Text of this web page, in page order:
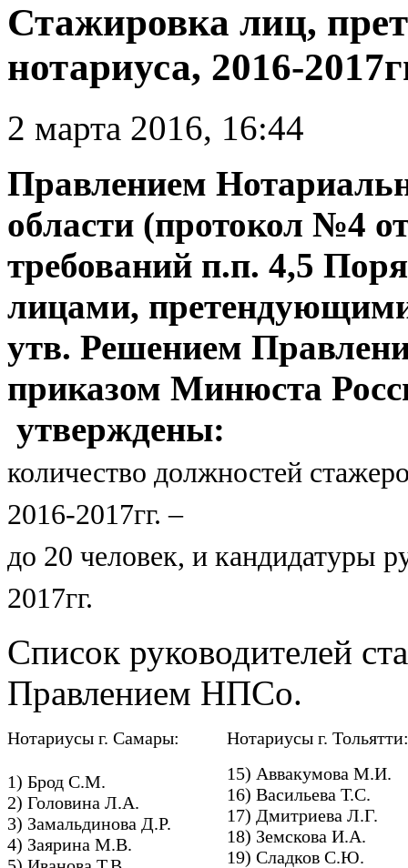
Стажировка лиц,
нотариуса, 2016-
2 марта 2016, 16:44
Правлением
области (протокол №4
требований п.п. 4,5
лицами,
утв. Решением
приказом Минюста
утверждены:
количество должностей
2016-2017гг. –
до 20 человек, и кандидатуры
2017гг.
Список руководителей
Правлением НПСо.
Нотариусы г. Самары: Нотариусы г. Тольятти:
1) Брод С.М.
2) Головина Л.А.
3) Замальдинова Д.Р.
4) Заярина М.В.
15) Аввакумова М.И.
16) Васильева Т.С.
17) Дмитриева Л.Г.
18) Земскова И.А.
19) Сладков С.Ю.